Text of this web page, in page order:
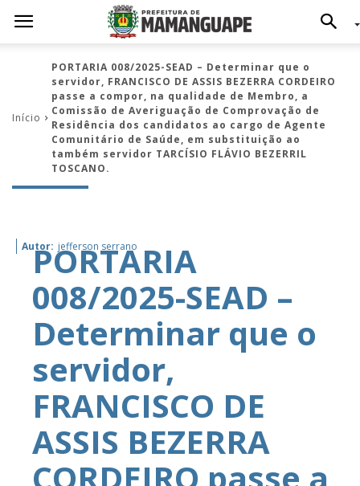
Início
PORTARIA 008/2025-SEAD – Determinar que o
servidor, FRANCISCO DE ASSIS BEZERRA CORDEIRO
passe a compor, na qualidade de Membro, a
Comissão de Averiguação de Comprovação de
Residência dos candidatos ao cargo de Agente
Comunitário de Saúde, em substituição ao
também servidor TARCÍSIO FLÁVIO BEZERRIL
TOSCANO.
Autor: jefferson serrano
PORTARIA
008/2025-SEAD –
Determinar que o
servidor,
FRANCISCO DE
ASSIS BEZERRA